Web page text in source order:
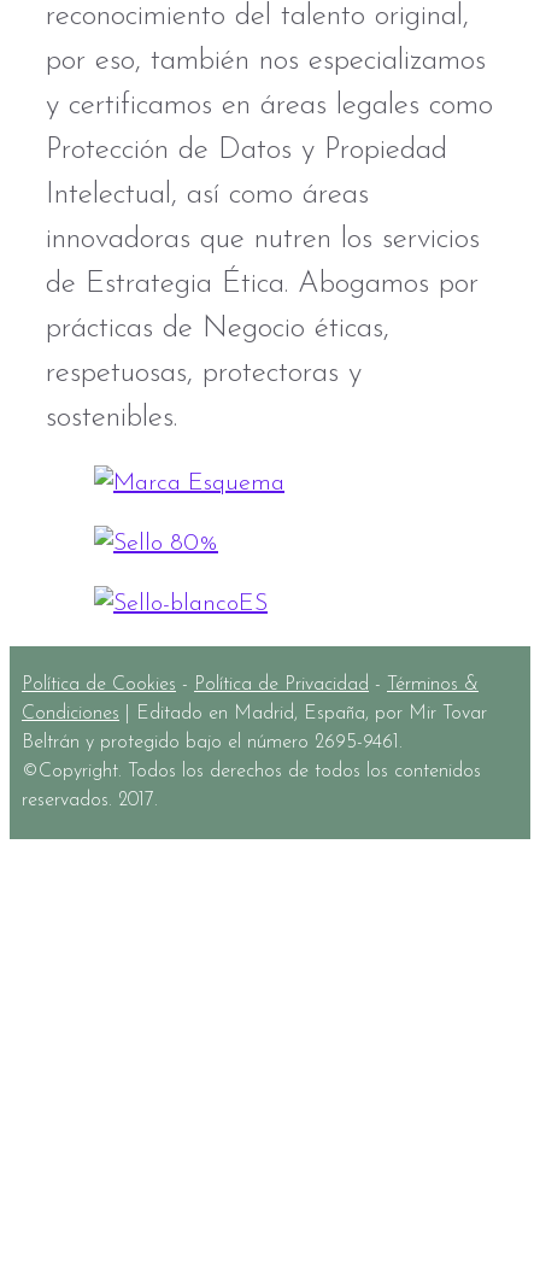
reconocimiento del talento original,
por eso, también nos especializamos
y certificamos en áreas legales como
Protección de Datos y Propiedad
Intelectual, así como áreas
innovadoras que nutren los servicios
de Estrategia Ética. Abogamos por
prácticas de Negocio éticas,
respetuosas, protectoras y
sostenibles.
Política de Cookies - Política de Privacidad -
Términos &
Condiciones | Editado en Madrid, España, por Mir Tovar
Beltrán y protegido bajo el número 2695-9461.
©Copyright. Todos los derechos de todos los contenidos
reservados. 2017.